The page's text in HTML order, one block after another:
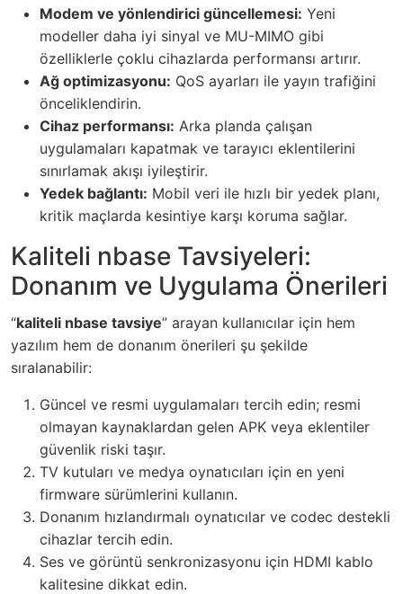
Modem ve yönlendirici güncellemesi: Yeni
modeller daha iyi sinyal ve MU-MIMO gibi
özelliklerle çoklu cihazlarda performansı artırır.
Ağ optimizasyonu: QoS ayarları ile yayın trafiğini
önceliklendirin.
Cihaz performansı: Arka planda çalışan
uygulamaları kapatmak ve tarayıcı eklentilerini
sınırlamak akışı iyileştirir.
Yedek bağlantı: Mobil veri ile hızlı bir yedek planı,
kritik maçlarda kesintiye karşı koruma sağlar.
Kaliteli nbase Tavsiyeleri:
Donanım ve Uygulama Önerileri
“kaliteli nbase tavsiye” arayan kullanıcılar için hem
yazılım hem de donanım önerileri şu şekilde
sıralanabilir:
Güncel ve resmi uygulamaları tercih edin; resmi
olmayan kaynaklardan gelen APK veya eklentiler
güvenlik riski taşır.
TV kutuları ve medya oynatıcıları için en yeni
firmware sürümlerini kullanın.
Donanım hızlandırmalı oynatıcılar ve codec destekli
cihazlar tercih edin.
Ses ve görüntü senkronizasyonu için HDMI kablo
kalitesine dikkat edin.